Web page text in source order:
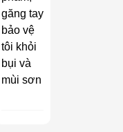
găng tay
bảo vệ
tôi khỏi
bụi và
mùi sơn